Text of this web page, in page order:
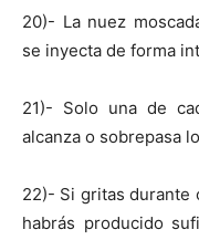
20)- La nuez
se inyecta de forma
21)- Solo una de
alcanza o sobrepasa
22)- Si gritas durante
habrás producido